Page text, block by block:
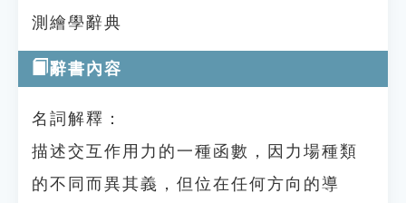
測繪學辭典
辭書內容
名詞解釋：
描述交互作用力的一種函數，因力場種類
的不同而異其義，但位在任何方向的導